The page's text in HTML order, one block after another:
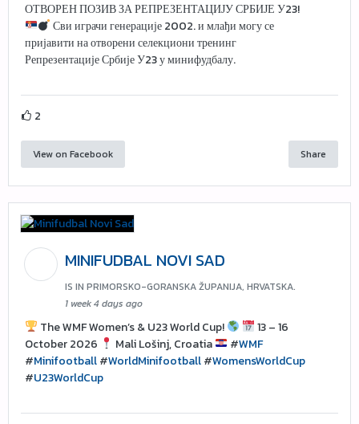
ОТВОРЕН ПОЗИВ ЗА РЕПРЕЗЕНТАЦИЈУ СРБИЈЕ У23!
Сви играчи генерације 2002. и млађи могу се
пријавити на отворени селекциони тренинг
Репрезентације Србије У23 у минифудбалу.
2
View on Facebook Share
MINIFUDBAL NOVI SAD
IS IN PRIMORSKO-GORANSKA ŽUPANIJA, HRVATSKA.
1 week 4 days ago
The WMF Women’s & U23 World Cup!
13 – 16
October 2026
Mali Lošinj, Croatia #WMF
#Minifootball#WorldMinifootball#WomensWorldCup
#U23WorldCup